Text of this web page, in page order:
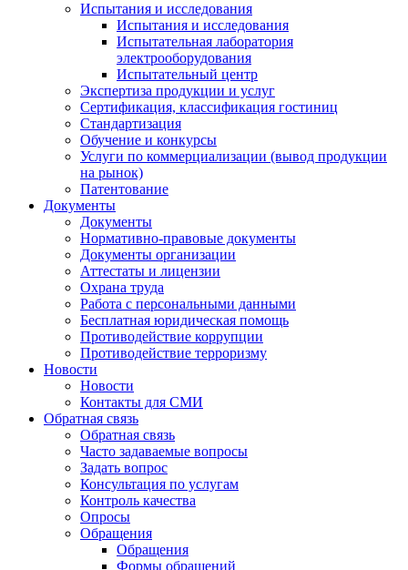
Испытания и исследования
Испытания и исследования
Испытательная лаборатория
электрооборудования
Испытательный центр
Экспертиза продукции и услуг
Сертификация, классификация гостиниц
Стандартизация
Обучение и конкурсы
Услуги по коммерциализации (вывод продукции
на рынок)
Патентование
Документы
Документы
Нормативно-правовые документы
Документы организации
Аттестаты и лицензии
Охрана труда
Работа с персональными данными
Бесплатная юридическая помощь
Противодействие коррупции
Противодействие терроризму
Новости
Новости
Контакты для СМИ
Обратная связь
Обратная связь
Часто задаваемые вопросы
Задать вопрос
Консультация по услугам
Контроль качества
Опросы
Обращения
Обращения
Формы обращений